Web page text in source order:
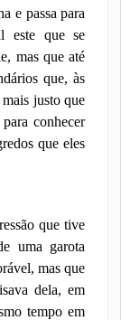
e passa para
este que se
mas que até
que, às
justo que
conhecer
que eles
que tive
uma garota
mas que
dela, em
tempo em